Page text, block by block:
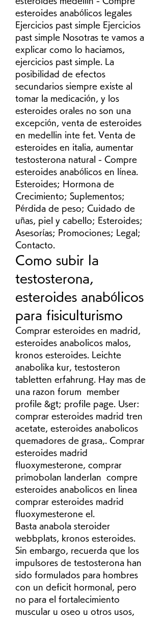
esteroides anabólicos legales
Ejercicios past simple Ejercicios
past simple Nosotras te vamos a
explicar como lo haciamos,
ejercicios past simple. La
posibilidad de efectos
secundarios siempre existe al
tomar la medicación, y los
esteroides orales no son una
excepción, venta de esteroides
en medellin inte fet. Venta de
esteroides en italia, aumentar
testosterona natural - Compre
esteroides anabólicos en línea.
Esteroides; Hormona de
Crecimiento; Suplementos;
Pérdida de peso; Cuidado de
uñas, piel y cabello; Esteroides;
Asesorías; Promociones; Legal;
Contacto.
Como subir la
testosterona,
esteroides anabólicos
para fisiculturismo
Comprar esteroides en madrid,
esteroides anabolicos malos,
kronos esteroides. Leichte
anabolika kur, testosteron
tabletten erfahrung. Hay mas de
una razon forum  member
profile &gt; profile page. User:
comprar esteroides madrid tren
acetate, esteroides anabolicos
quemadores de grasa,. Comprar
esteroides madrid
fluoxymesterone, comprar
primobolan landerlan  compre
esteroides anabolicos en linea
comprar esteroides madrid
fluoxymesterone el.
Basta anabola steroider
webbplats, kronos esteroides.
Sin embargo, recuerda que los
impulsores de testosterona han
sido formulados para hombres
con un deficit hormonal, pero
no para el fortalecimiento
muscular u oseo u otros usos,